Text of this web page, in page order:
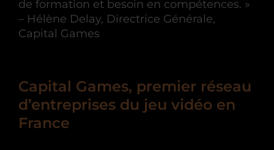
de formation et besoin en compétences. »
– Hélène Delay, Directrice Générale,
Capital Games
Capital Games, premier réseau
d’entreprises du jeu vidéo en
France